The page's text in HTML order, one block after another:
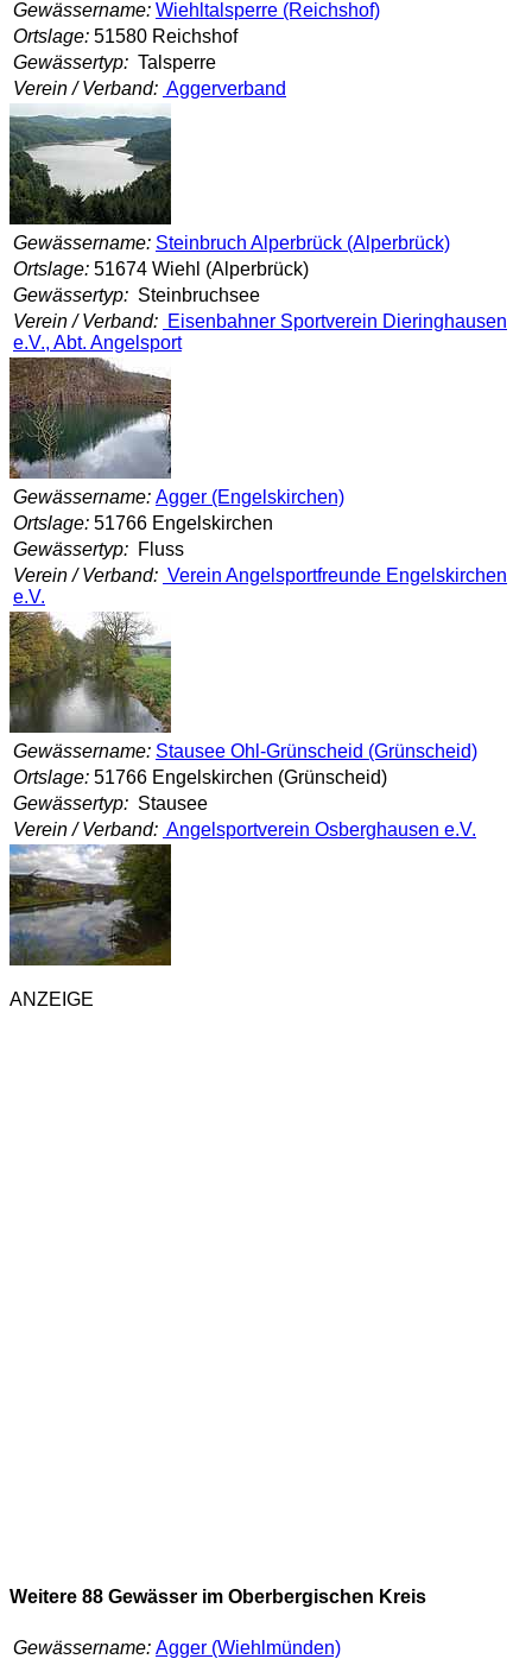
Gewässername: Wiehltalsperre (Reichshof)
Ortslage: 51580 Reichshof
Gewässertyp: Talsperre
Verein / Verband: Aggerverband
Gewässername: Steinbruch Alperbrück (Alperbrück)
Ortslage: 51674 Wiehl (Alperbrück)
Gewässertyp: Steinbruchsee
Verein / Verband: Eisenbahner Sportverein Dieringhausen
e.V., Abt. Angelsport
Gewässername: Agger (Engelskirchen)
Ortslage: 51766 Engelskirchen
Gewässertyp: Fluss
Verein / Verband: Verein Angelsportfreunde Engelskirchen
e.V.
Gewässername: Stausee Ohl-Grünscheid (Grünscheid)
Ortslage: 51766 Engelskirchen (Grünscheid)
Gewässertyp: Stausee
Verein / Verband: Angelsportverein Osberghausen e.V.
ANZEIGE
Weitere 88 Gewässer im Oberbergischen Kreis
Gewässername: Agger (Wiehlmünden)